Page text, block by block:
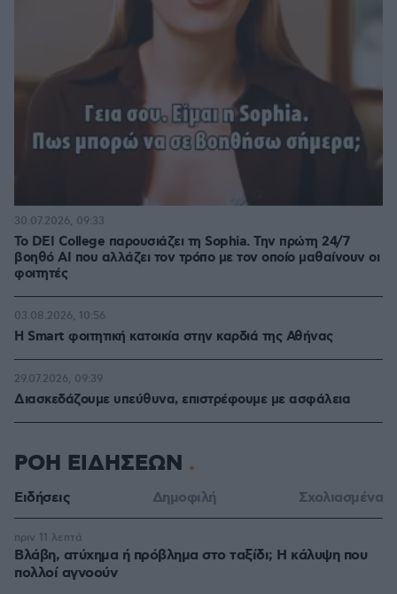
Το DEI College παρουσιάζει τη Sophia. Την πρώτη 24/7
βοηθό AI που αλλάζει τον τρόπο με τον οποίο μαθαίνουν οι
φοιτητές
30.07.2026, 09:33
Η Smart φοιτητική κατοικία στην καρδιά της Αθήνας
03.08.2026, 10:56
Διασκεδάζουμε υπεύθυνα, επιστρέφουμε με ασφάλεια
29.07.2026, 09:39
ΡΟΗ ΕΙΔΗΣΕΩΝ
Ειδήσεις Δημοφιλή Σχολιασμένα
Βλάβη, ατύχημα ή πρόβλημα στο ταξίδι; Η κάλυψη που
πολλοί αγνοούν
πριν 11 λεπτά